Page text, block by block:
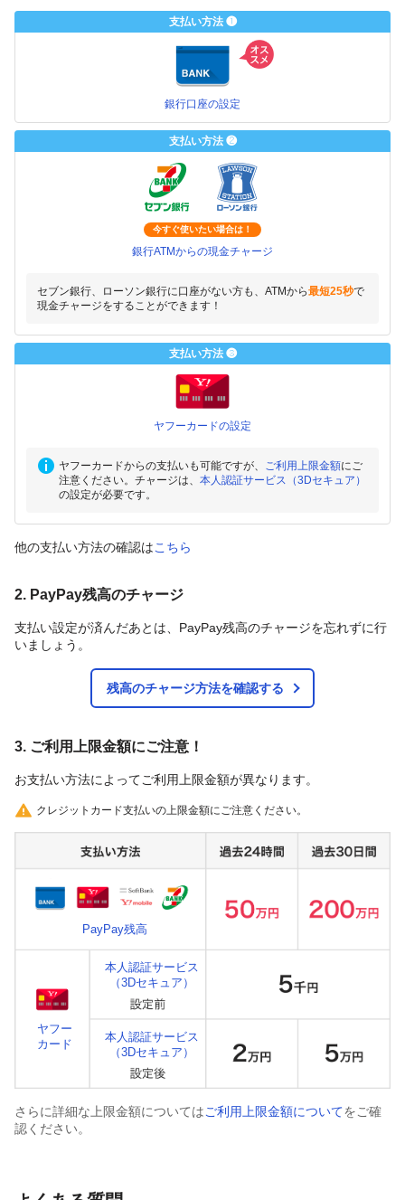
支払い方法 ❶
銀行口座の設定
支払い方法 ❷
今すぐ使いたい場合は！
銀行ATMからの現金チャージ
セブン銀行、ローソン銀行に口座がない方も、ATMから最短25秒で
現金チャージをすることができます！
支払い方法 ❸
ヤフーカードの設定
ヤフーカードからの支払いも可能ですが、 ご利用上限金額にご
注意ください。チャージは、 本人認証サービス（3Dセキュア）
の設定が必要です。
他の支払い方法の確認はこちら
2. PayPay残高のチャージ
支払い設定が済んだあとは、PayPay残高のチャージを忘れずに行
いましょう。
残高のチャージ方法を確認する
3. ご利用上限金額にご注意！
お支払い方法によってご利用上限金額が異なります。
クレジットカード支払いの上限金額にご注意ください。
PayPay残高
ヤフー
カード
本人認証サービス
（3Dセキュア）
本人認証サービス
（3Dセキュア）
さらに詳細な上限金額についてはご利用上限金額についてをご確
認ください。